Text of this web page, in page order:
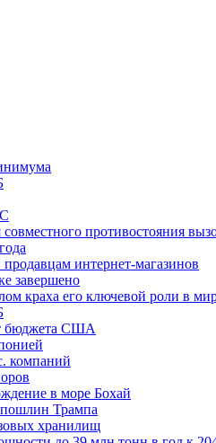
противостояния
интернет-магазинов
завершено
краха его ключевой роли в
бюджета США
компаний
в море Бохай
пошлин Трампа
хранилищ